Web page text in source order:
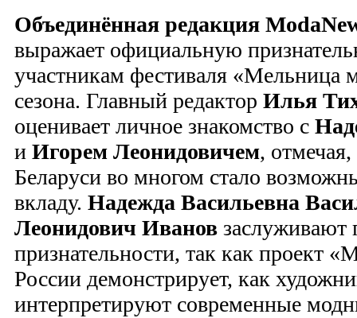
Объединённая редакция
выражает официальную
участникам фестиваля «Мельница
сезона. Главный редактор Илья
оценивает личное знакомство с
и Игорем Леонидовичем,
Беларуси во многом стало
вкладу. Надежда Васильевна
Леонидович Иванов заслуживают
признательности, так как проект
России демонстрирует, как
интерпретируют современные